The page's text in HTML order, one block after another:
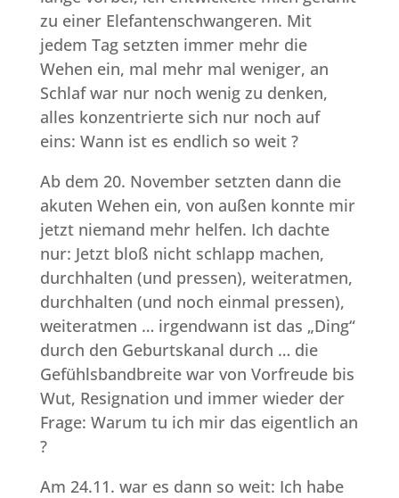
zu einer Elefantenschwangeren. Mit
jedem Tag setzten immer mehr die
Wehen ein, mal mehr mal weniger, an
Schlaf war nur noch wenig zu denken,
alles konzentrierte sich nur noch auf
eins: Wann ist es endlich so weit ?
Ab dem 20. November setzten dann die
akuten Wehen ein, von außen konnte mir
jetzt niemand mehr helfen. Ich dachte
nur: Jetzt bloß nicht schlapp machen,
durchhalten (und pressen), weiteratmen,
durchhalten (und noch einmal pressen),
weiteratmen … irgendwann ist das „Ding“
durch den Geburtskanal durch … die
Gefühlsbandbreite war von Vorfreude bis
Wut, Resignation und immer wieder der
Frage: Warum tu ich mir das eigentlich an
?
Am 24.11. war es dann so weit: Ich habe